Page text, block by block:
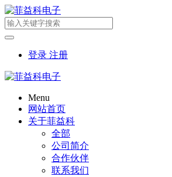
登录 注册
Menu
网站首页
关于菲益科
全部
公司简介
合作伙伴
联系我们